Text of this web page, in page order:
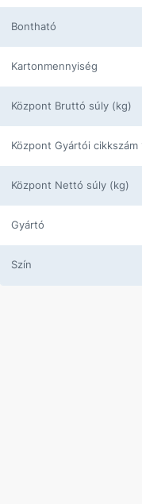
Bontható
Kartonmennyiség
központ Bruttó súly (kg)
központ Gyártói cikkszám
központ Nettó súly (kg)
Gyártó
Szín